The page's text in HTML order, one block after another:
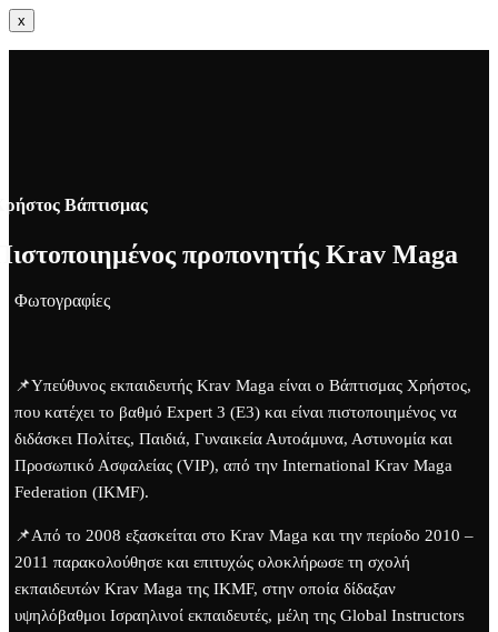
x
Βάπτισμας
προπονητής Krav Maga
Φωτογραφίες
📌Υπεύθυνος εκπαιδευτής Krav Maga είναι ο Βάπτισμας Χρήστος,
που κατέχει το βαθμό Expert 3 (E3) και είναι πιστοποιημένος να
διδάσκει Πολίτες, Παιδιά, Γυναικεία Αυτοάμυνα, Αστυνομία και
Προσωπικό Ασφαλείας (VIP), από την International Krav Maga
Federation (IKMF).
📌Από το 2008 εξασκείται στο Krav Maga και την περίοδο 2010 –
2011 παρακολούθησε και επιτυχώς ολοκλήρωσε τη σχολή
εκπαιδευτών Krav Maga της IKMF, στην οποία δίδαξαν
υψηλόβαθμοι Ισραηλινοί εκπαιδευτές, μέλη της Global Instructors